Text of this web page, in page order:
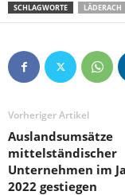
SCHLAGWORTE LÄDERACH
Vorheriger Artikel
Auslandsumsätze
mittelständischer
Unternehmen im
2022 gestiegen